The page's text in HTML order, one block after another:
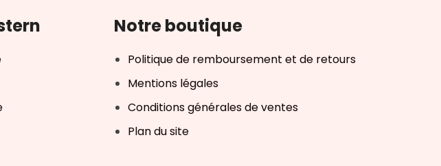
Notre boutique
Politique de remboursement et de retours
Mentions légales
Conditions générales de ventes
Plan du site